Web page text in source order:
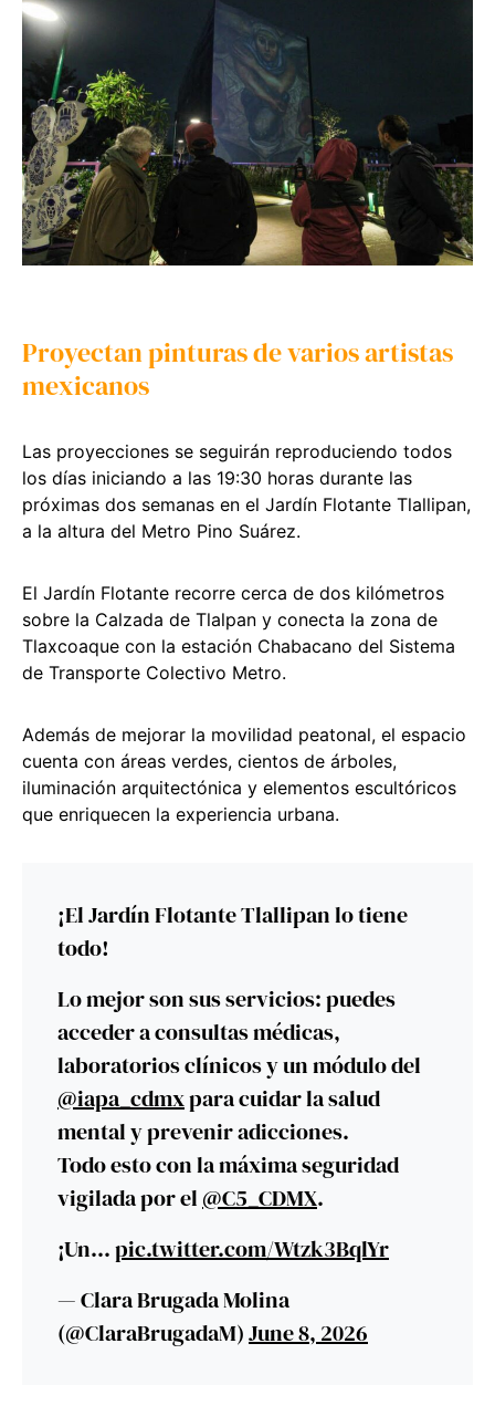
Proyectan pinturas de varios artistas
mexicanos
Las proyecciones se seguirán reproduciendo todos
los días iniciando a las 19:30 horas durante las
próximas dos semanas en el Jardín Flotante Tlallipan,
a la altura del Metro Pino Suárez.
El Jardín Flotante recorre cerca de dos kilómetros
sobre la Calzada de Tlalpan y conecta la zona de
Tlaxcoaque con la estación Chabacano del Sistema
de Transporte Colectivo Metro.
Además de mejorar la movilidad peatonal, el espacio
cuenta con áreas verdes, cientos de árboles,
iluminación arquitectónica y elementos escultóricos
que enriquecen la experiencia urbana.
¡El Jardín Flotante Tlallipan lo tiene
todo!
Lo mejor son sus servicios: puedes
acceder a consultas médicas,
laboratorios clínicos y un módulo del
@iapa_cdmxpara cuidar la salud
mental y prevenir adicciones.
Todo esto con la máxima seguridad
vigilada por el @C5_CDMX.
​¡Un…pic.twitter.com/Wtzk3BqlYr
— Clara Brugada Molina
(@ClaraBrugadaM)June 8, 2026